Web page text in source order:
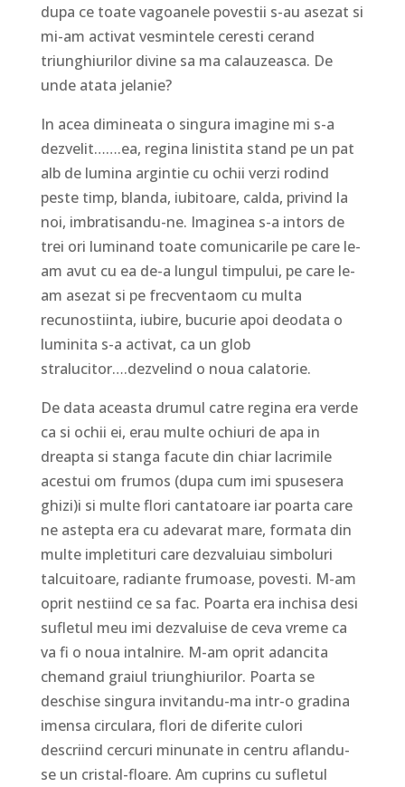
dupa ce toate vagoanele povestii s-au asezat si
mi-am activat vesmintele ceresti cerand
triunghiurilor divine sa ma calauzeasca. De
unde atata jelanie?
In acea dimineata o singura imagine mi s-a
dezvelit…….ea, regina linistita stand pe un pat
alb de lumina argintie cu ochii verzi rodind
peste timp, blanda, iubitoare, calda, privind la
noi, imbratisandu-ne. Imaginea s-a intors de
trei ori luminand toate comunicarile pe care le-
am avut cu ea de-a lungul timpului, pe care le-
am asezat si pe frecventaom cu multa
recunostiinta, iubire, bucurie apoi deodata o
luminita s-a activat, ca un glob
stralucitor….dezvelind o noua calatorie.
De data aceasta drumul catre regina era verde
ca si ochii ei, erau multe ochiuri de apa in
dreapta si stanga facute din chiar lacrimile
acestui om frumos (dupa cum imi spusesera
ghizi)i si multe flori cantatoare iar poarta care
ne astepta era cu adevarat mare, formata din
multe impletituri care dezvaluiau simboluri
talcuitoare, radiante frumoase, povesti. M-am
oprit nestiind ce sa fac. Poarta era inchisa desi
sufletul meu imi dezvaluise de ceva vreme ca
va fi o noua intalnire. M-am oprit adancita
chemand graiul triunghiurilor. Poarta se
deschise singura invitandu-ma intr-o gradina
imensa circulara, flori de diferite culori
descriind cercuri minunate in centru aflandu-
se un cristal-floare. Am cuprins cu sufletul